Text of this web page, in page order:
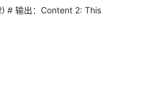
# 输出：Content 2: This